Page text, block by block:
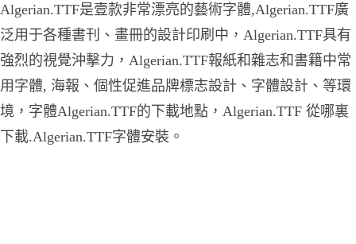
Algerian.TTF是壹款非常漂亮的藝術字體,Algerian.TTF廣
泛用于各種書刊、畫冊的設計印刷中，Algerian.TTF具有
強烈的視覺沖擊力，Algerian.TTF報紙和雜志和書籍中常
用字體, 海報、個性促進品牌標志設計、字體設計、等環
境，字體Algerian.TTF的下載地點，Algerian.TTF 從哪裏
下載.Algerian.TTF字體安裝。